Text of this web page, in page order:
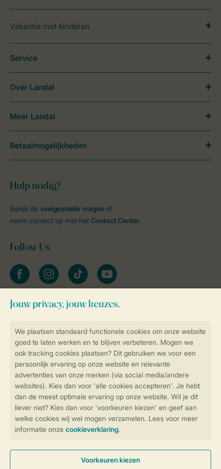
Controle over jouw gegevens &
Instellingen wijzigen
Veilig en snel online boeken
Veilige gegevensoverdracht
Veilige betaling
Vakantie met kinderen
Hulp nodig?
Bekijk de veelgestelde vragen of
neem contact op met het Contact Center.
Follow Us
facebookinstagramtiktok youtube
Blijf op de hoogte
Service
Over Landal
Meer Landal
Betaalmogelijkheden